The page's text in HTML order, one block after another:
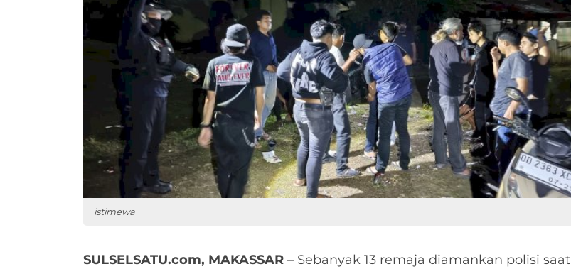
istimewa
SULSELSATU.com, MAKASSAR – Sebanyak 13 remaja diamankan polisi saat